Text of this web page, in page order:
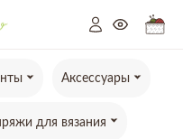
Аксессуары
для вязания